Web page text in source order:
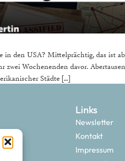
in den USA? Mittelprächtig, das ist
Wochenenden davor.
Städte […]
Links
Newsletter
Kontakt
Impressum